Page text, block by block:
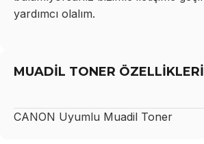
yardımcı olalım.
MUADİL TONER ÖZELLİKLERİ
CANON Uyumlu Muadil Toner